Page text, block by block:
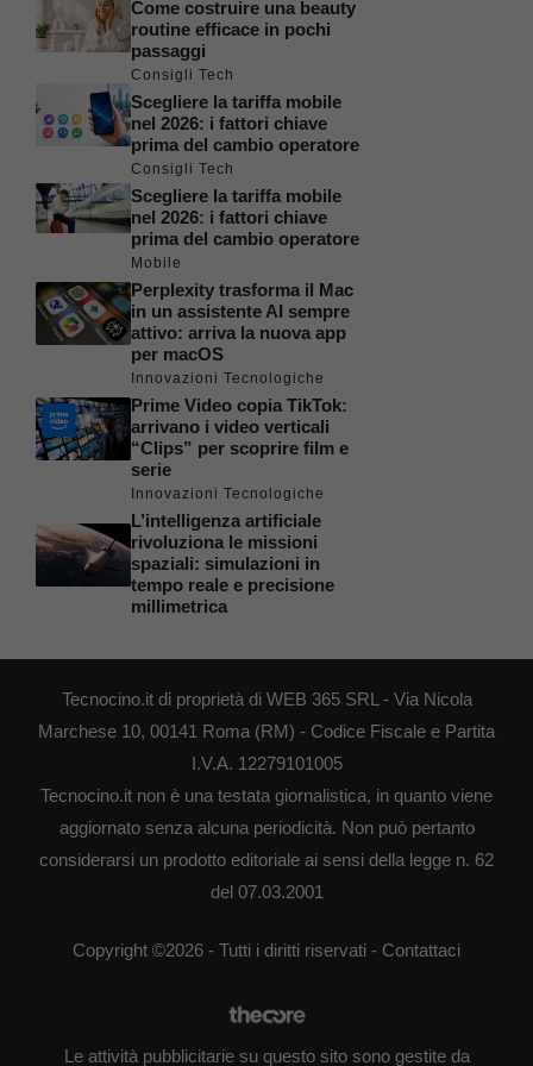
Come costruire una beauty
routine efficace in pochi
passaggi
Consigli Tech
Scegliere la tariffa mobile
nel 2026: i fattori chiave
prima del cambio operatore
Consigli Tech
Scegliere la tariffa mobile
nel 2026: i fattori chiave
prima del cambio operatore
Mobile
Perplexity trasforma il Mac
in un assistente AI sempre
attivo: arriva la nuova app
per macOS
Innovazioni Tecnologiche
Prime Video copia TikTok:
arrivano i video verticali
“Clips” per scoprire film e
serie
Innovazioni Tecnologiche
L’intelligenza artificiale
rivoluziona le missioni
spaziali: simulazioni in
tempo reale e precisione
millimetrica
Tecnocino.it di proprietà di WEB 365 SRL - Via Nicola
Marchese 10, 00141 Roma (RM) - Codice Fiscale e Partita
I.V.A. 12279101005
Tecnocino.it non è una testata giornalistica, in quanto viene
aggiornato senza alcuna periodicità. Non può pertanto
considerarsi un prodotto editoriale ai sensi della legge n. 62
del 07.03.2001
Copyright ©2026 - Tutti i diritti riservati - Contattaci
Le attività pubblicitarie su questo sito sono gestite da